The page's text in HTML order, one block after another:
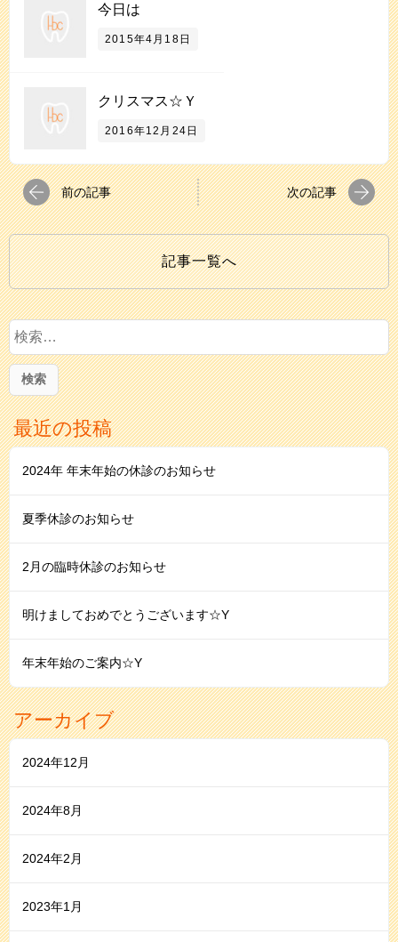
今日は
2015年4月18日
クリスマス☆Ｙ
2016年12月24日
前の記事 次の記事
記事一覧へ
検
索
:
最近の投稿
2024年 年末年始の休診のお知らせ
夏季休診のお知らせ
2月の臨時休診のお知らせ
明けましておめでとうございます☆Y
年末年始のご案内☆Y
アーカイブ
2024年12月
2024年8月
2024年2月
2023年1月